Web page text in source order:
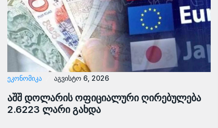
ᲔᲙᲝᲜᲝᲛᲘᲙᲐ აგვისტო 6, 2026
აშშ დოლარის ოფიციალური ღირებულება
2.6223 ლარი გახდა